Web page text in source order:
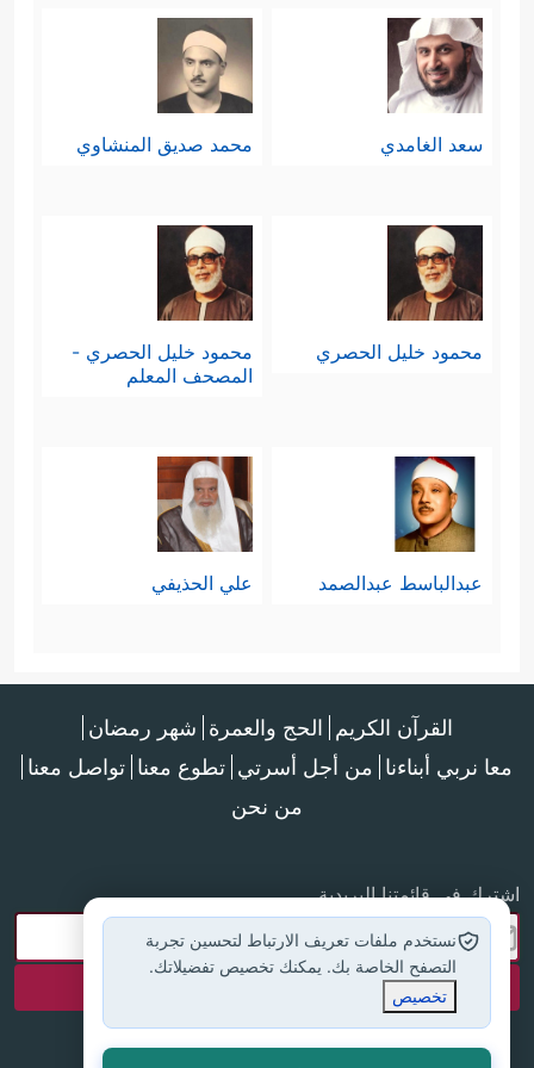
لَرَاۤدُّكَ إِلَىٰ مَعَادࣲۚ قُل رَّبِّیۤ أَعۡلَمُ مَن جَاۤءَ بِٱلۡهُدَىٰ وَمَنۡ
هُوَ فِی ضَلَـٰلࣲ مُّبِینࣲ﴾
تاسعًا: يؤكِّد القرآن الاصطفاء الإلهي
لهذا النبيِّ الكريم
، وأن الله خصَّه بهذا
القرآن على غير تطلُّع منه ولا تشوُّف
﴿وَمَا كُنتَ تَرۡجُوۤاْ أَن یُلۡقَىٰۤ إِلَیۡكَ ٱلۡكِتَـٰبُ إِلَّا رَحۡمَةࣰ
مِّن رَّبِّكَۖ فَلَا تَكُونَنَّ ظَهِیرࣰا لِّلۡكَـٰفِرِینَ﴾
بثلاث وصايا - وإن جاءت صيغةُ الخطاب
لرسول الله
خاصَّة -، وهي:
- التمايُز عن أهل الكفر والضلال، وعدم
ظَهِیرࣰا لِّلۡكَـٰفِرِینَ﴾،﴿وَلَا تَكُونَنَّ مِنَ ٱلۡمُشۡرِكِینَ﴾.
- الدعوة إلى الحق، وعدم الاكتِفاء
بالعزلة عن الباطل؛ إذ بين الحق والباطل
رَبِّكَۖ﴾.
- الثبات على عقيدة الحق، عقيدة
التوحيد الخالص ﴿وَلَا تَدۡعُ مَعَ ٱللَّهِ إِلَـٰهًا ءَاخَرَۘ لَاۤ
سعد الغامدي محمد صديق المنشاوي
محمود خليل الحصري
محمود خليل الحصري -
المصحف المعلم
عبدالباسط عبدالصمد علي الحذيفي
القرآن الكريم الحج والعمرة شهر رمضان
معا نربي أبناءنا من أجل أسرتي تطوع معنا تواصل معنا
من نحن
اشترك في قائمتنا البريدية
نستخدم ملفات تعريف الارتباط لتحسين تجربة
التصفح الخاصة بك. يمكنك تخصيص تفضيلاتك.
تخصيص